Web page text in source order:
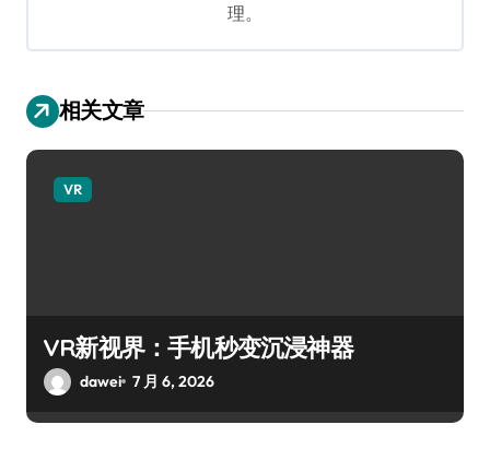
理。
相关文章
VR
VR新视界：手机秒变沉浸神器
dawei 7 月 6, 2026